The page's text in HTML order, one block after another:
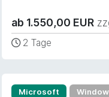
ab 1.550,00 EUR
2 Tage
Microsoft